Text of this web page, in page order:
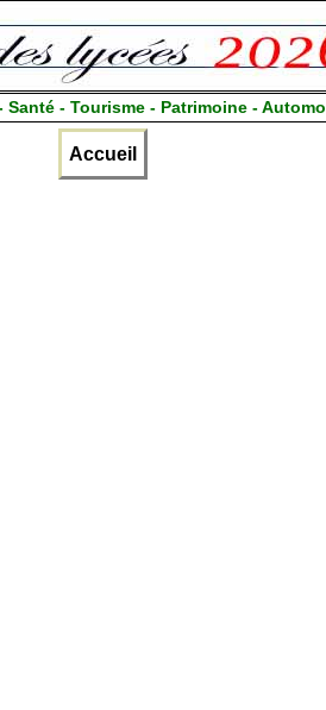
Santé - Tourisme - Patrimoine -
Accueil